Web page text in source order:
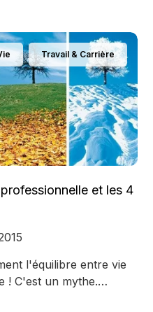
Travail & Carrière
et les 4
l'équilibre entre vie
! C'est un mythe.